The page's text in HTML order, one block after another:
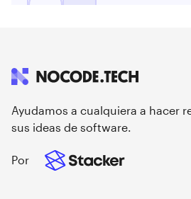
Ayudamos a cualquiera a hacer
sus ideas de software.
Por